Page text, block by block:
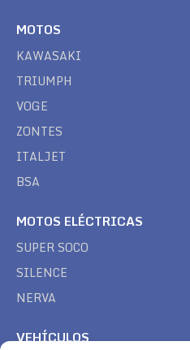
MOTOS
KAWASAKI
TRIUMPH
VOGE
ZONTES
ITALJET
BSA
MOTOS ELÉCTRICAS
SUPER SOCO
SILENCE
NERVA
VEHÍCULOS